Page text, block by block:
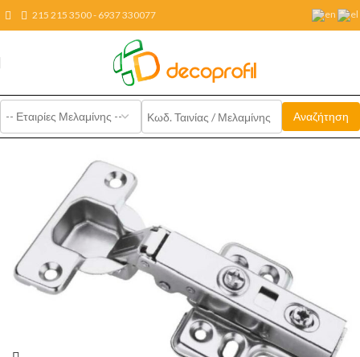
215 215 3500 - 6937 330077